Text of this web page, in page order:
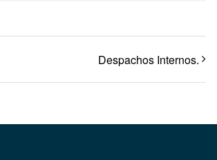
Despachos Internos.